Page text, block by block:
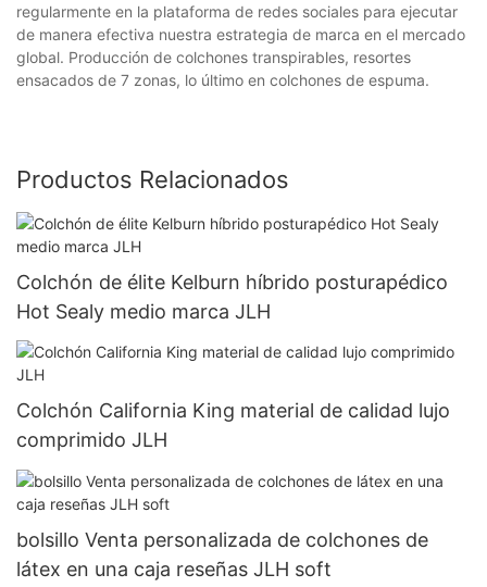
regularmente en la plataforma de redes sociales para ejecutar
de manera efectiva nuestra estrategia de marca en el mercado
global. Producción de colchones transpirables, resortes
ensacados de 7 zonas, lo último en colchones de espuma.
Productos Relacionados
Colchón de élite Kelburn híbrido posturapédico
Hot Sealy medio marca JLH
Colchón California King material de calidad lujo
comprimido JLH
bolsillo Venta personalizada de colchones de
látex en una caja reseñas JLH soft